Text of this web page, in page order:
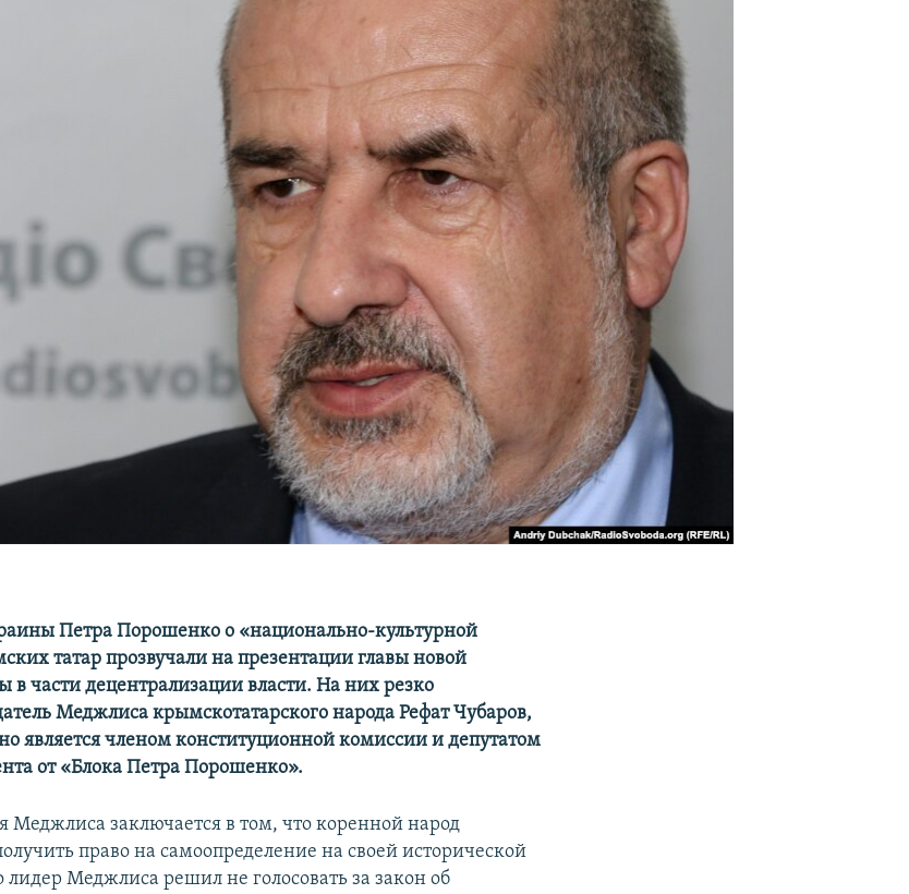
Петра Порошенко о «национально-культурной
татар прозвучали на презентации главы новой
в части децентрализации власти. На них резко
Меджлиса крымскотатарского народа Рефат Чубаров,
является членом конституционной комиссии и депутатом
от «Блока Петра Порошенко».
Меджлиса заключается в том, что коренной народ
право на самоопределение на своей исторической
лидер Меджлиса решил не голосовать за закон об